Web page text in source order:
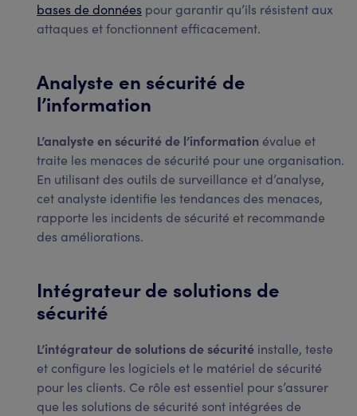
bases de données pour garantir qu’ils résistent aux
attaques et fonctionnent efficacement.
Analyste en sécurité de
l’information
L’analyste en sécurité de l’information évalue et
traite les menaces de sécurité pour une organisation.
En utilisant des outils de surveillance et d’analyse,
cet analyste identifie les tendances des menaces,
rapporte les incidents de sécurité et recommande
des améliorations.
Intégrateur de solutions de
sécurité
L’intégrateur de solutions de sécurité installe, teste
et configure les logiciels et le matériel de sécurité
pour les clients. Ce rôle est essentiel pour s’assurer
que les solutions de sécurité sont intégrées de